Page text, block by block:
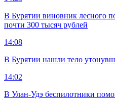
В Бурятии виновник лесного
почти 300 тысяч рублей
14:08
В Бурятии нашли тело
14:02
В Улан-Удэ беспилотники